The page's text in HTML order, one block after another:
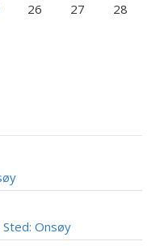
26 27 28
Onsøy